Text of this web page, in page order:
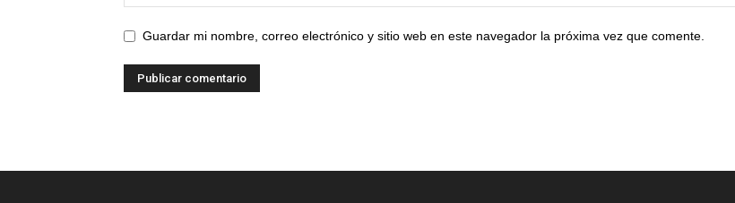
Guardar mi nombre, correo electrónico y sitio web en este navegador la próxima vez que comente.